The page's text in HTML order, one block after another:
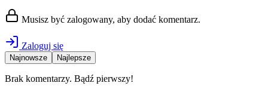
Musisz być zalogowany, aby dodać komentarz.
Zaloguj się
Najnowsze Najlepsze
Brak komentarzy. Bądź pierwszy!